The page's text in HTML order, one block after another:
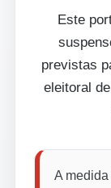
Este
previstas
eleitoral
A